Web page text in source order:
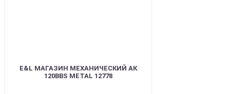
E&L МАГАЗИН МЕХАНИЧЕСКИЙ АК
120BBS METAL 12778